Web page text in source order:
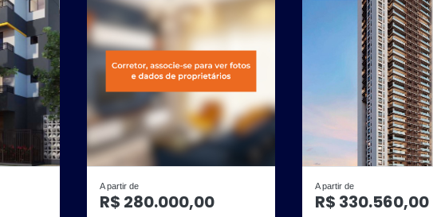
A partir de
R$ 280.000,00
A partir de
R$ 330.560,00